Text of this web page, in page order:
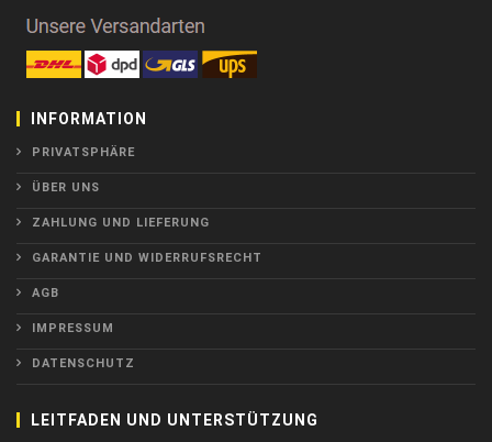
INFORMATION
PRIVATSPHÄRE
ÜBER UNS
ZAHLUNG UND LIEFERUNG
GARANTIE UND WIDERRUFSRECHT
AGB
IMPRESSUM
DATENSCHUTZ
LEITFADEN UND UNTERSTÜTZUNG